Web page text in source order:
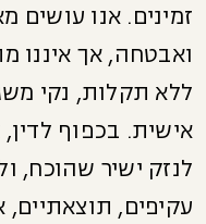
זמינים. אנו עושים
ואבטחה, אך איננו
ללא תקלות, נקי
אישית. בכפוף
לנזק ישיר שהוכח,
עקיפים, תוצאתיים,